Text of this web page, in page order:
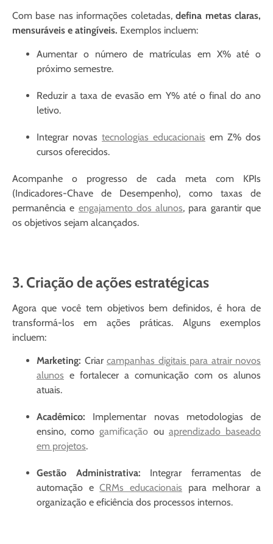
Com base nas informações coletadas,defina metas claras,
mensuráveis e atingíveis. Exemplos incluem:
Aumentar o número de matrículas em X% até o
próximo semestre.
Reduzir a taxa de evasão em Y% até o final do ano
letivo.
Integrar novas tecnologias educacionais em Z% dos
cursos oferecidos.
Acompanhe o progresso de cada meta com KPIs
(Indicadores-Chave de Desempenho), como taxas de
permanência e engajamento dos alunos, para garantir que
os objetivos sejam alcançados.
3. Criação de ações estratégicas
Agora que você tem objetivos bem definidos, é hora de
transformá-los em ações práticas. Alguns exemplos
incluem:
Marketing: Criar campanhas digitais para atrair novos
alunos e fortalecer a comunicação com os alunos
atuais.
Acadêmico: Implementar novas metodologias de
ensino, comogamificação ou aprendizado baseado
em projetos.
Gestão Administrativa: Integrar ferramentas de
automação eCRMs educacionais para melhorar a
organização e eficiência dos processos internos.